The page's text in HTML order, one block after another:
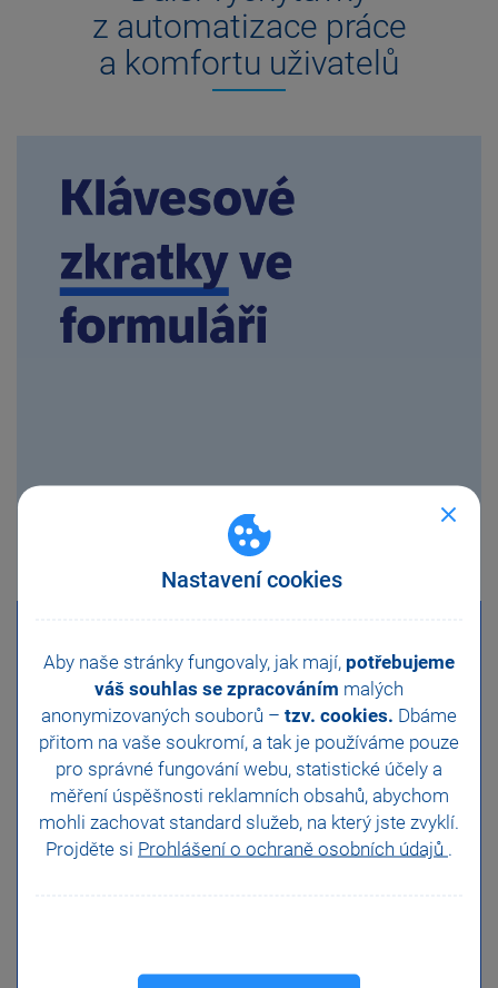
Nastavení cookies
Aby naše stránky fungovaly, jak mají, potřebujeme
váš souhlas se zpracováním malých
anonymizovaných souborů – tzv. cookies. Dbáme
přitom na vaše soukromí, a tak je používáme pouze
pro správné fungování webu, statistické účely a
měření úspěšnosti reklamních obsahů, abychom
mohli zachovat standard služeb, na který jste zvyklí.
Projděte si Prohlášení o ochraně osobních údajů .
z automatizace práce
a komfortu uživatelů